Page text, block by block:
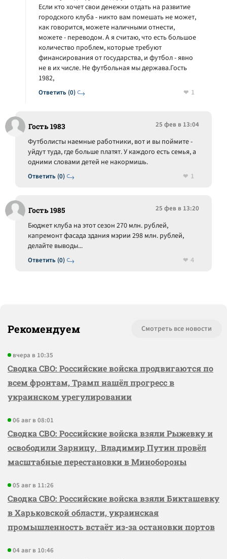
Ответить (0)
Если кто хочет свои денежки отдать на развитие
городского клуба - никто вам помешать не может,
как говорится, можете наличными отнести,
можете - переводом. А я считаю, что есть большое
количество проблем, которые требуют
финансирования от государства, и футбол - явно
не в их числе. Не футбольная мы держава.Гость
1982,
1
Гость 1983 25 фев в 13:04
Ответить (0)
Футболисты наемные работники, вот и вы поймите -
уйдут туда, где больше платят. У каждого есть семья, а
одними словами детей не накормишь.
1
Гость 1985 25 фев в 13:20
Ответить (0)
Бюджет клуба на этот сезон 270 млн. рублей,
капремонт фасада здания мэрии 298 млн. рублей,
делайте выводы...
4
Рекомендуем Смотреть все новости
вчера в 10:35
Сводка СВО: Российские войска продвигаются по
всем фронтам, Трамп нашёл прогресс в
украинском урегулировании
06 авг в 08:01
Сводка СВО: Российские войска взяли Рыжевку и
освободили Зарницу, Владимир Путин провёл
масштабные перестановки в Минобороны
05 авг в 11:26
Сводка СВО: Российские войска взяли Бикташевку
в Харьковской области, украинская
промышленность встаёт из-за остановки портов
04 авг в 10:46